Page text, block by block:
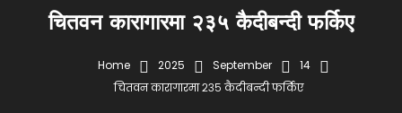
चितवन कारागारमा २३५ कैदीबन्दी फर्किए
Home 2025 September
14
चितवन कारागारमा २३५ कैदीबन्दी फर्किए
समाज